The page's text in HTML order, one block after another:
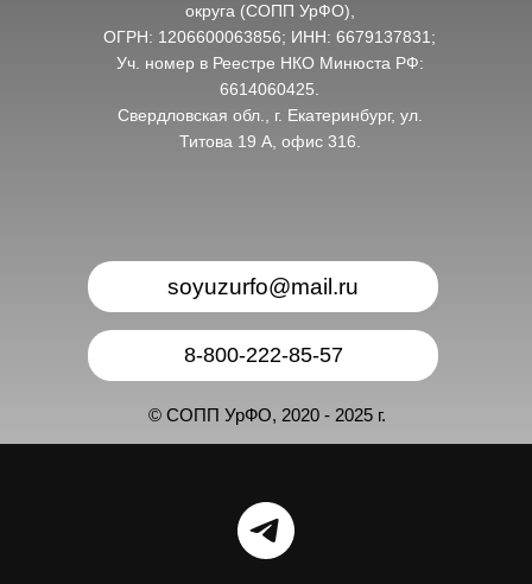
округа (СОПП УрФО),
ОГРН: 1206600063856; ИНН: 6679137831;
Уч. номер в Реестре НКО Минюста РФ:
6614060425.
Свердловская обл., г. Екатеринбург, ул.
Титова 19 А, офис 316.
soyuzurfo@mail.ru
8-800-222-85-57
© СОПП УрФО, 2020 - 2025 г.